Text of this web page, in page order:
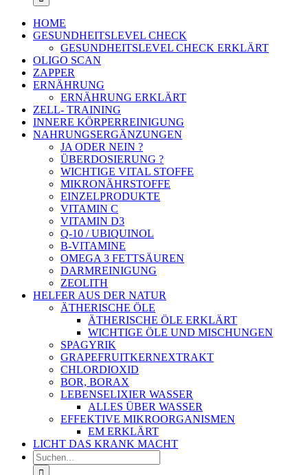
HOME
GESUNDHEITSLEVEL CHECK
GESUNDHEITSLEVEL CHECK ERKLÄRT
OLIGO SCAN
ZAPPER
ERNÄHRUNG
ERNÄHRUNG ERKLÄRT
ZELL- TRAINING
INNERE KÖRPERREINIGUNG
NAHRUNGSERGÄNZUNGEN
JA ODER NEIN ?
ÜBERDOSIERUNG ?
WICHTIGE VITAL STOFFE
MIKRONÄHRSTOFFE
EINZELPRODUKTE
VITAMIN C
VITAMIN D3
Q-10 / UBIQUINOL
B-VITAMINE
OMEGA 3 FETTSÄUREN
DARMREINIGUNG
ZEOLITH
HELFER AUS DER NATUR
ÄTHERISCHE ÖLE
ÄTHERISCHE ÖLE ERKLÄRT
WICHTIGE ÖLE UND MISCHUNGEN
SPAGYRIK
GRAPEFRUITKERNEXTRAKT
CHLORDIOXID
BOR, BORAX
LEBENSELIXIER WASSER
ALLES ÜBER WASSER
EFFEKTIVE MIKROORGANISMEN
EM ERKLÄRT
LICHT DAS KRANK MACHT
Suche
nach: